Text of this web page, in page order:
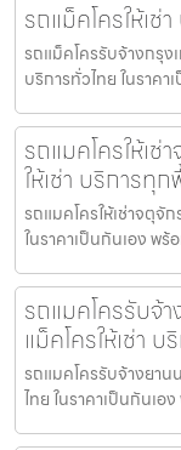
รถแม็คโครให้เ
รถแม็คโครรับจ้างกรุง
บริการทั่วไทย ในราค
รถแมคโครให้เช่
ให้เช่า บริการทุ
รถแมคโครให้เช่าจตุจั
ในราคาเป็นกันเอง พ
รถแมคโครรับจ้
แม็คโครให้เช่า
รถแมคโครรับจ้างยาน
ไทย ในราคาเป็นกันเ